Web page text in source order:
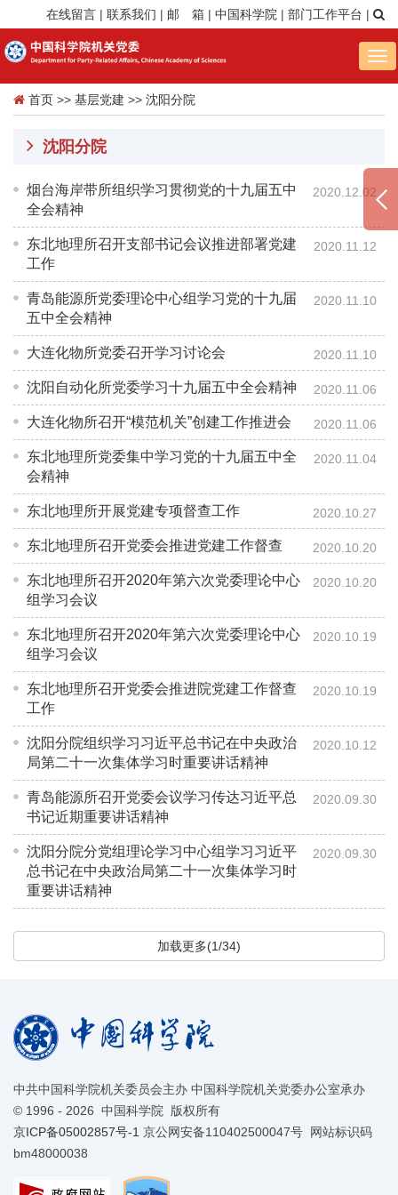
在线留言 | 联系我们 | 邮 箱 | 中国科学院 | 部门工作平台 |
首页 >> 基层党建 >> 沈阳分院
沈阳分院
烟台海岸带所组织学习贯彻党的十九届五中
全会精神
2020.12.02
东北地理所召开支部书记会议推进部署党建
工作
2020.11.12
青岛能源所党委理论中心组学习党的十九届
五中全会精神
2020.11.10
大连化物所党委召开学习讨论会 2020.11.10
沈阳自动化所党委学习十九届五中全会精神 2020.11.06
大连化物所召开“模范机关”创建工作推进会 2020.11.06
东北地理所党委集中学习党的十九届五中全
会精神
2020.11.04
东北地理所开展党建专项督查工作 2020.10.27
东北地理所召开党委会推进党建工作督查 2020.10.20
东北地理所召开2020年第六次党委理论中心
组学习会议
2020.10.20
东北地理所召开2020年第六次党委理论中心
组学习会议
2020.10.19
东北地理所召开党委会推进院党建工作督查
工作
2020.10.19
沈阳分院组织学习习近平总书记在中央政治
局第二十一次集体学习时重要讲话精神
2020.10.12
青岛能源所召开党委会议学习传达习近平总
书记近期重要讲话精神
2020.09.30
沈阳分院分党组理论学习中心组学习习近平
总书记在中央政治局第二十一次集体学习时
重要讲话精神
2020.09.30
加载更多(1/34)
中共中国科学院机关委员会主办 中国科学院机关党委办公室承办
© 1996 - 2026 中国科学院 版权所有
京ICP备05002857号-1 京公网安备110402500047号 网站标识码
bm48000038